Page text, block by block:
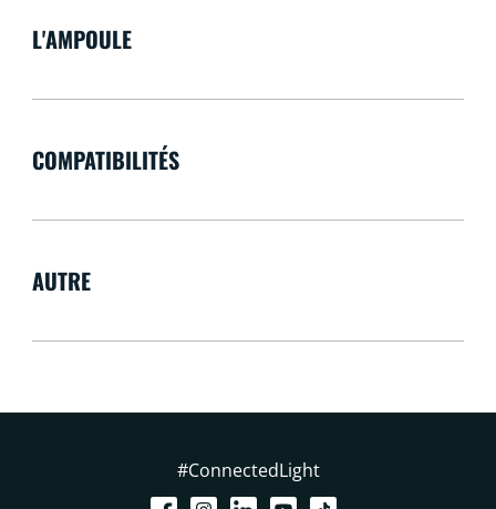
L'AMPOULE
COMPATIBILITÉS
AUTRE
#ConnectedLight